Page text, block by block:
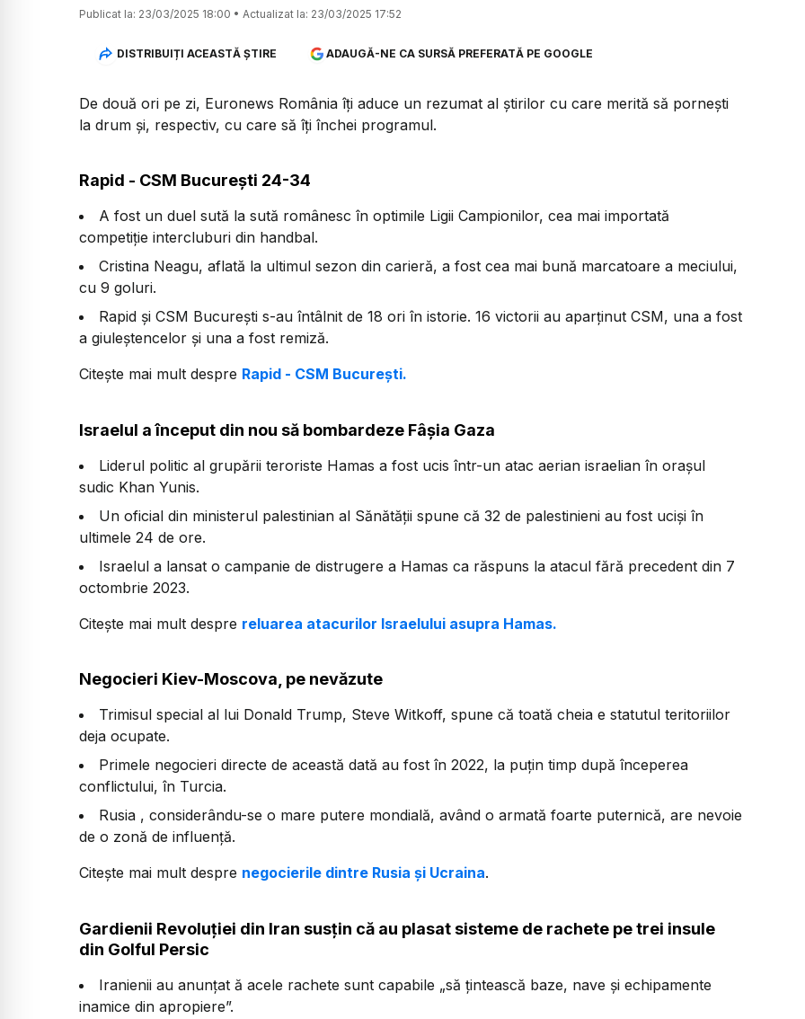
Publicat la: 23/03/2025 18:00 • Actualizat la: 23/03/2025 17:52
DISTRIBUIȚI ACEASTĂ ȘTIRE ADAUGĂ-NE CA SURSĂ PREFERATĂ PE GOOGLE
De două ori pe zi, Euronews România îți aduce un rezumat al știrilor cu care merită să pornești
la drum și, respectiv, cu care să îți închei programul.
Rapid - CSM București 24-34
A fost un duel sută la sută românesc în optimile Ligii Campionilor, cea mai importată
competiție intercluburi din handbal.
Cristina Neagu, aflată la ultimul sezon din carieră, a fost cea mai bună marcatoare a meciului,
cu 9 goluri.
Rapid și CSM București s-au întâlnit de 18 ori în istorie. 16 victorii au aparținut CSM, una a fost
a giuleștencelor și una a fost remiză.
Citește mai mult despre Rapid - CSM București.
Israelul a început din nou să bombardeze Fâșia Gaza
Liderul politic al grupării teroriste Hamas a fost ucis într-un atac aerian israelian în orașul
sudic Khan Yunis.
Un oficial din ministerul palestinian al Sănătății spune că 32 de palestinieni au fost uciși în
ultimele 24 de ore.
Israelul a lansat o campanie de distrugere a Hamas ca răspuns la atacul fără precedent din 7
octombrie 2023.
Citește mai mult despre reluarea atacurilor Israelului asupra Hamas.
Negocieri Kiev-Moscova, pe nevăzute
Trimisul special al lui Donald Trump, Steve Witkoff, spune că toată cheia e statutul teritoriilor
deja ocupate.
Primele negocieri directe de această dată au fost în 2022, la puțin timp după începerea
conflictului, în Turcia.
Rusia , considerându-se o mare putere mondială, având o armată foarte puternică, are nevoie
de o zonă de influență.
Citește mai mult despre negocierile dintre Rusia și Ucraina.
Gardienii Revoluției din Iran susțin că au plasat sisteme de rachete pe trei insule
din Golful Persic
Iranienii au anunțat ă acele rachete sunt capabile „să țintească baze, nave și echipamente
inamice din apropiere”.